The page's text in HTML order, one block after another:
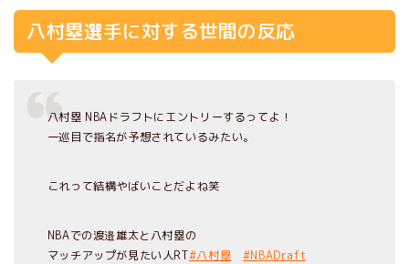
八村塁選手に対する世間の反応
八村塁 NBAドラフトにエントリーするってよ！
一巡目で指名が予想されているみたい。
これって結構やばいことだよね笑
NBAでの渡邉雄太と八村塁の
マッチアップが見たい人RT#八村塁
#NBADraft